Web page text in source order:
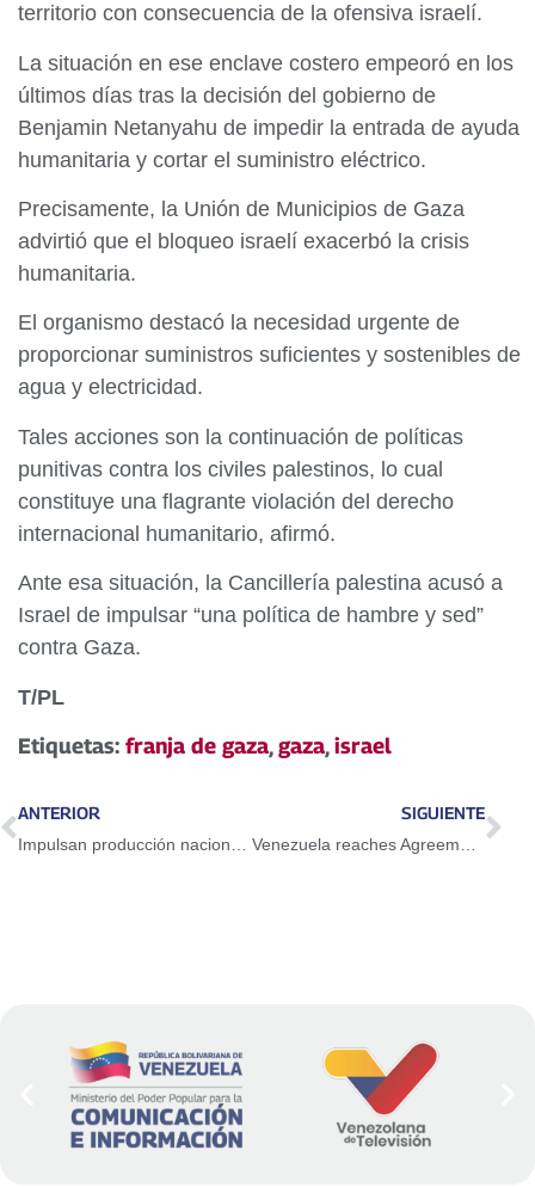
territorio con consecuencia de la ofensiva israelí.
La situación en ese enclave costero empeoró en los
últimos días tras la decisión del gobierno de
Benjamin Netanyahu de impedir la entrada de ayuda
humanitaria y cortar el suministro eléctrico.
Precisamente, la Unión de Municipios de Gaza
advirtió que el bloqueo israelí exacerbó la crisis
humanitaria.
El organismo destacó la necesidad urgente de
proporcionar suministros suficientes y sostenibles de
agua y electricidad.
Tales acciones son la continuación de políticas
punitivas contra los civiles palestinos, lo cual
constituye una flagrante violación del derecho
internacional humanitario, afirmó.
Ante esa situación, la Cancillería palestina acusó a
Israel de impulsar “una política de hambre y sed”
contra Gaza.
T/PL
Etiquetas: franja de gaza,gaza,israel
ANTERIOR SIGUIENTE